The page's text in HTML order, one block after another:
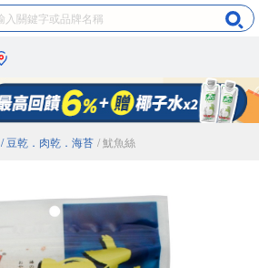
/ 豆乾．肉乾．海苔 / 魷魚絲